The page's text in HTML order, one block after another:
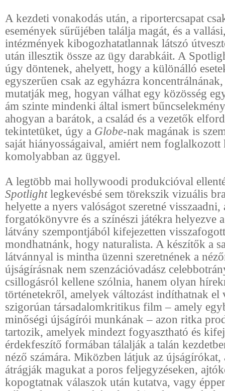
A kezdeti vonakodás után, a riportercsapat
események sűrűjében találja magát, és a
intézmények kibogozhatatlannak látszó
után illesztik össze az ügy darabkáit. A
úgy döntenek, ahelyett, hogy a különálló
egyszerűen csak az egyházra
mutatják meg, hogyan válhat egy közösség
ám szinte mindenki által ismert
ahogyan a barátok, a család és a vezetők
tekintetüket, úgy a Globe-nak magának is
saját hiányosságaival, amiért nem foglalkozott
komolyabban az üggyel.
A legtöbb mai hollywoodi produkcióval
Spotlightlegkevésbé sem törekszik vizuális
helyette a nyers valóságot szeretné visszaadni,
forgatókönyvre és a színészi játékra helyezve
látvány szempontjából kifejezetten
mondhatnánk, hogy naturalista. A készítők a
látvánnyal is mintha üzenni szeretnének a
újságírásnak nem szenzációvadász
csillogásról kellene szólnia, hanem olyan
történetekről, amelyek változást indíthatnak
szigorúan társadalomkritikus film – amely
minőségi újságírói munkának – azon ritka
tartozik, amelyek mindezt fogyasztható és
érdekfeszítő formában tálalják a talán
néző számára. Miközben látjuk az újságírókat,
átrágják magukat a poros feljegyzéseken,
kopogtatnak válaszok után kutatva, vagy